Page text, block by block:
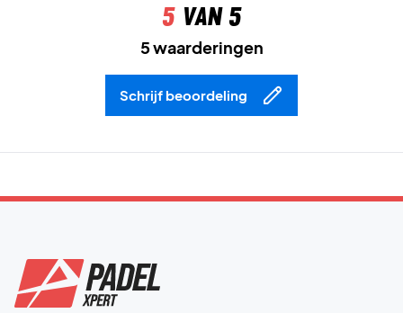
5van 5
5 waarderingen
Schrijf beoordeling